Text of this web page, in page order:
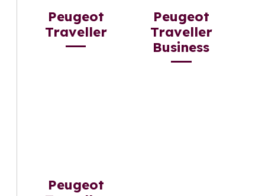
Peugeot
Traveller
Peugeot
Traveller
Business
Peugeot